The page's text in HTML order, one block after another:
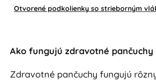
Otvorené podkolienky so strieborným
Ako fungujú zdravotné pančuchy
Zdravotné pančuchy fungujú